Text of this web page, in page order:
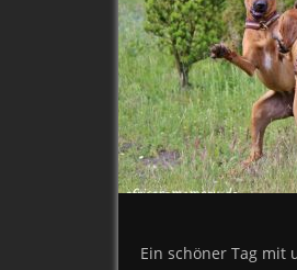
Ein schöner Tag mit